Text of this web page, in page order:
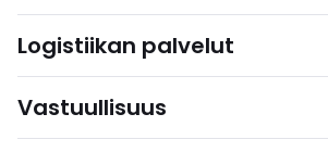
Logistiikan palvelut
Vastuullisuus